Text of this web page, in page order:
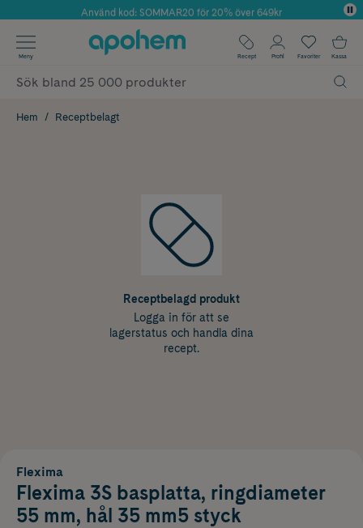
Årets Butik 2025 inom Skönhet
Använd kod: SOMMAR20 för 20% över 649kr
✓ Fri frakt
✓ Poäng på alla köp*
Meny Recept Profil Favoriter Kassa
Hem Receptbelagt
Receptbelagd produkt
Logga in för att se
lagerstatus och handla dina
recept.
Flexima
Flexima 3S basplatta, ringdiameter
55 mm, hål 35 mm5 styck